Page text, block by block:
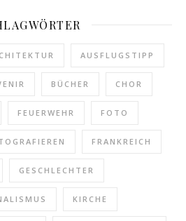
AUSFLUGSTIPP
BÜCHER CHOR
FEUERWEHR FOTO
FRANKREICH
GESCHLECHTER
KIRCHE